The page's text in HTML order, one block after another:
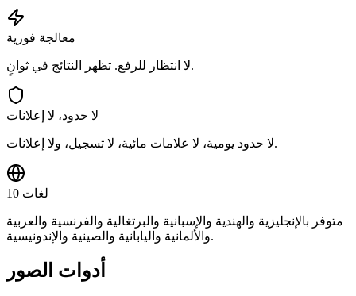
معالجة فورية
لا انتظار للرفع. تظهر النتائج في ثوانٍ.
لا حدود، لا إعلانات
لا حدود يومية، لا علامات مائية، لا تسجيل، ولا إعلانات.
10 لغات
متوفر بالإنجليزية والهندية والإسبانية والبرتغالية والفرنسية والعربية
والألمانية واليابانية والصينية والإندونيسية.
أدوات الصور